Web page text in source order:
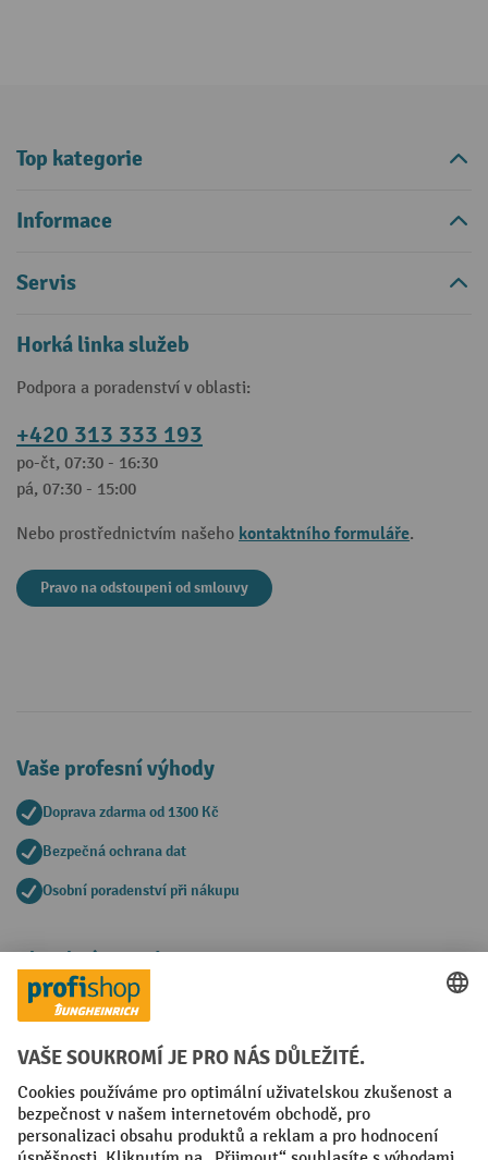
Top kategorie
Informace
Servis
Horká linka služeb
Podpora a poradenství v oblasti:
+420 313 333 193
po-čt, 07:30 - 16:30
pá, 07:30 - 15:00
Nebo prostřednictvím našeho kontaktního formuláře.
Pravo na odstoupeni od smlouvy
Vaše profesní výhody
Doprava zdarma od 1300 Kč
Bezpečná ochrana dat
Osobní poradenství při nákupu
Platební metody
Faktura
Sociální sítě
Facebook
YouTube
LinkedIn